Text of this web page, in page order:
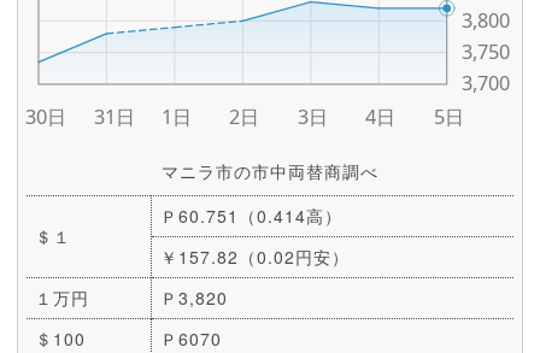
マニラ市の市中両替商調べ
＄１
Ｐ60.751（0.414高）
￥157.82（0.02円安）
１万円
Ｐ3,820
＄100
Ｐ6070